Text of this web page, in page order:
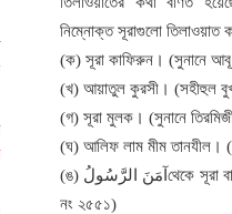
নিম্নোক্ত সূরাগুলো তিলাওয়াত
(ক) সূরা কাফিরুন। (সুনানে আবূ
(খ) আয়াতুল কুরসী। (সহীহুল
(গ) সূরা মুলক। (সুনানে
(ঘ) আলিফ লাম মীম তানযীল।
(ঙ) آمَنَ الرَّسُولُথেকে সূরা বাক্বারার শেষ পর্যন্ত পড়া। (সুনানে তিরমিজী, হাদীস
নং ২৫৫১)